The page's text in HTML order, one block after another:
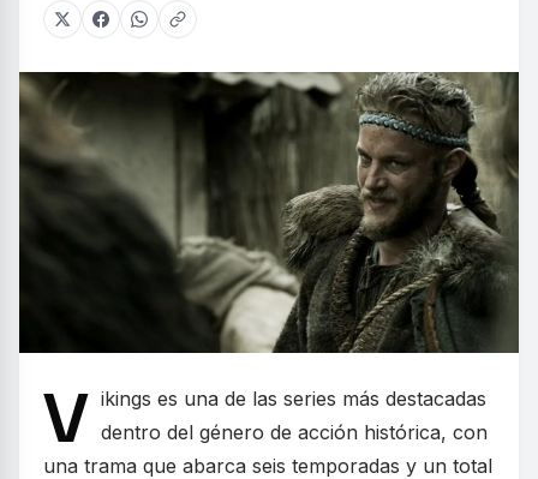
V ikings es una de las series más destacadas
dentro del género de acción histórica, con
una trama que abarca seis temporadas y un total